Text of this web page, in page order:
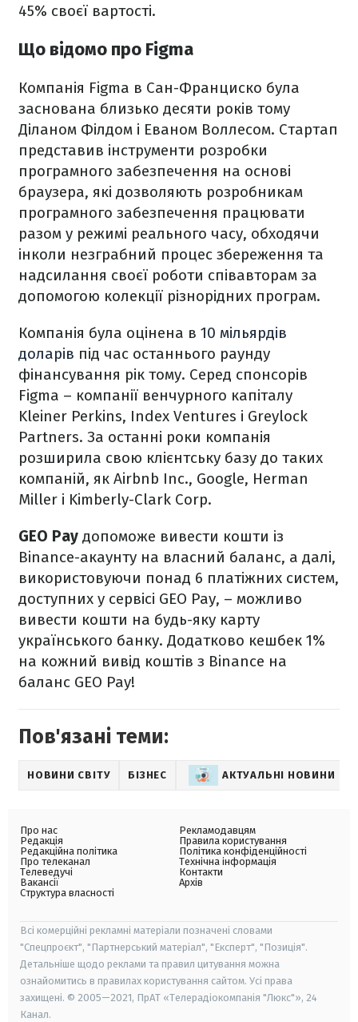
45% своєї вартості.
Що відомо про Figma
Компанія Figma в Сан-Франциско була
заснована близько десяти років тому
Діланом Філдом і Еваном Воллесом. Стартап
представив інструменти розробки
програмного забезпечення на основі
браузера, які дозволяють розробникам
програмного забезпечення працювати
разом у режимі реального часу, обходячи
інколи незграбний процес збереження та
надсилання своєї роботи співавторам за
допомогою колекції різнорідних програм.
Компанія була оцінена в 10 мільярдів
доларів під час останнього раунду
фінансування рік тому. Серед спонсорів
Figma – компанії венчурного капіталу
Kleiner Perkins, Index Ventures і Greylock
Partners. За останні роки компанія
розширила свою клієнтську базу до таких
компаній, як Airbnb Inc., Google, Herman
Miller і Kimberly-Clark Corp.
GEO Pay допоможе вивести кошти із
Binance-акаунту на власний баланс, а далі,
використовуючи понад 6 платіжних систем,
доступних у сервісі GEO Pay, – можливо
вивести кошти на будь-яку карту
українського банку. Додатково кешбек 1%
на кожний вивід коштів з Binance на
баланс GEO Pay!
Пов'язані теми:
НОВИНИ СВІТУ БІЗНЕС АКТУАЛЬНІ НОВИНИ
Про нас
Редакція
Редакційна політика
Про телеканал
Телеведучі
Вакансії
Структура власності
Рекламодавцям
Правила користування
Політика конфіденційності
Технічна інформація
Контакти
Архів
Всі комерційні рекламні матеріали позначені словами
"Спецпроєкт", "Партнерський матеріал", "Експерт", "Позиція".
Детальніше щодо реклами та правил цитування можна
ознайомитись в правилах користування сайтом. Усі права
захищені. © 2005—2021, ПрАТ «Телерадіокомпанія "Люкс"», 24
Канал.